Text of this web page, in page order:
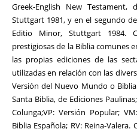
Greek-English New
Stuttgart 1981, y en el segundo
Editio Minor, Stuttgart 1984.
prestigiosas de la Biblia comunes
las propias ediciones de las
utilizadas en relación con las
Versión del Nuevo Mundo o
Santa Biblia, de Ediciones
Colunga;VP: Versión Popular;
Biblia Española; RV: Reina-